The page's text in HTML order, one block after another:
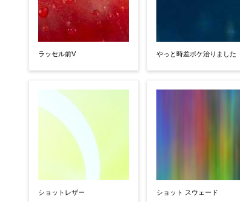
ラッセル前V
ショットレザー
やっと時差ボケ治りました
ショット スウェード